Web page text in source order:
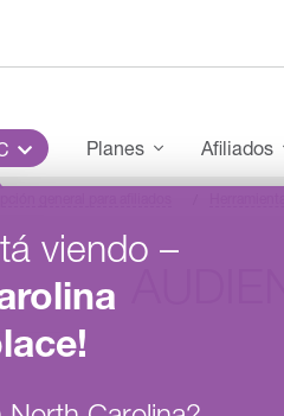
Menu
viendo –
!
Planes Afiliados